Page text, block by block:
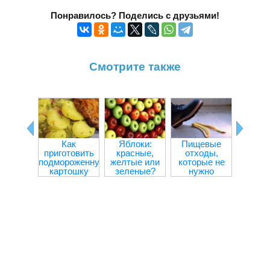
Понравилось? Поделись с друзьями!
Смотрите также
Как
приготовить
подмороженную
картошку
Яблоки:
красные,
желтые или
зеленые?
Пищевые
отходы,
которые не
нужно
выбрасывать